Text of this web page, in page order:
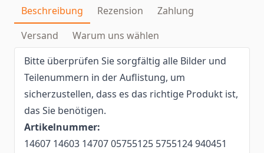
Beschreibung Rezension
Zahlung
Versand
Warum uns wählen
Bitte überprüfen Sie sorgfältig alle Bilder und
Teilenummern in der Auflistung, um
sicherzustellen, dass es das richtige Produkt ist,
das Sie benötigen.
Artikelnummer:
14607 14603 14707 05755125 5755124 940451